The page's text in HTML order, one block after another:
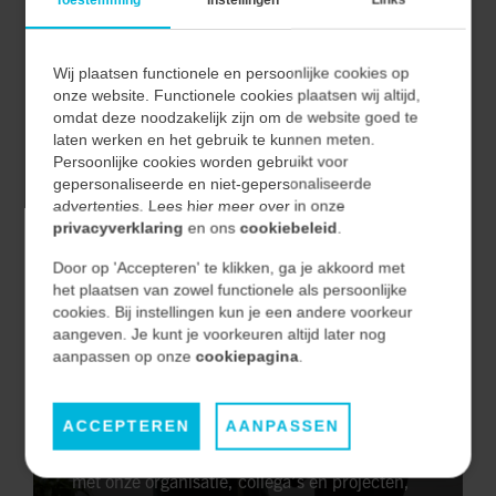
Samen kijken we regelmatig naar jouw
binnen Vecon Engineers. Zo zorgen we ervoor
dat je blijft werken aan projecten die bij jou
passen en jezelf continu kunt blijven
ontwikkelen.
STAP 5 — ONBOARDING
Welkom bij Vecon Engineers!
stap voor stap tijdens de onboarding. Zo
zorgen we ervoor dat je snel vertrouwd raakt
met onze organisatie, collega’s en projecten,
Wij plaatsen functionele en persoonlijke cookies op
onze website. Functionele cookies plaatsen wij altijd,
omdat deze noodzakelijk zijn om de website goed te
laten werken en het gebruik te kunnen meten.
Persoonlijke cookies worden gebruikt voor
gepersonaliseerde en niet-gepersonaliseerde
advertenties. Lees hier meer over in onze
privacyverklaring en onscookiebeleid .
Door op 'Accepteren' te klikken, ga je akkoord met
het plaatsen van zowel functionele als persoonlijke
cookies. Bij instellingen kun je een andere voorkeur
aangeven. Je kunt je voorkeuren altijd later nog
aanpassen op onzecookiepagina.
ACCEPTEREN AANPASSEN